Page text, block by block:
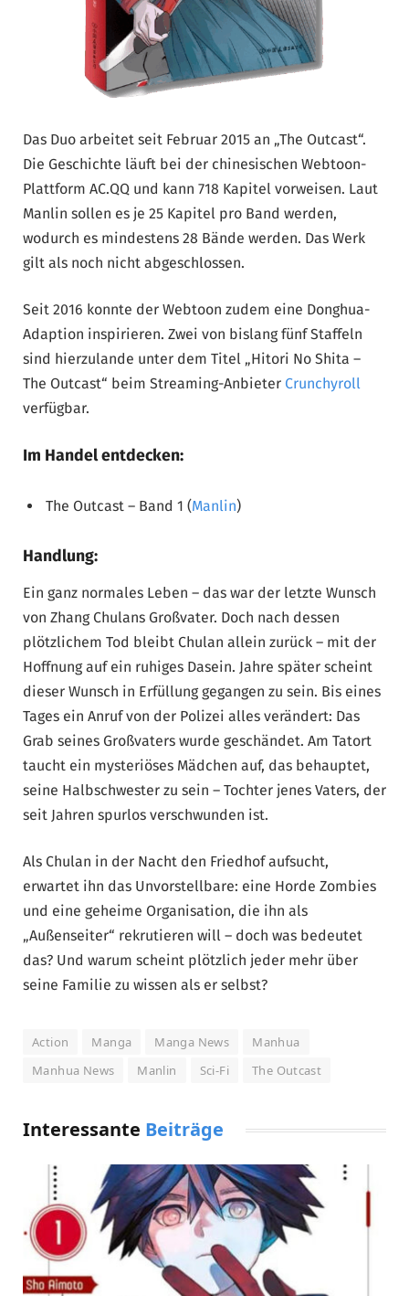
Das Duo arbeitet seit Februar 2015 an „The Outcast“.
Die Geschichte läuft bei der chinesischen Webtoon-
Plattform AC.QQ und kann 718 Kapitel vorweisen. Laut
Manlin sollen es je 25 Kapitel pro Band werden,
wodurch es mindestens 28 Bände werden. Das Werk
gilt als noch nicht abgeschlossen.
Seit 2016 konnte der Webtoon zudem eine Donghua-
Adaption inspirieren. Zwei von bislang fünf Staffeln
sind hierzulande unter dem Titel „Hitori No Shita –
The Outcast“ beim Streaming-Anbieter Crunchyroll
verfügbar.
Im Handel entdecken:
The Outcast – Band 1 (Manlin)
Handlung:
Ein ganz normales Leben – das war der letzte Wunsch
von Zhang Chulans Großvater. Doch nach dessen
plötzlichem Tod bleibt Chulan allein zurück – mit der
Hoffnung auf ein ruhiges Dasein. Jahre später scheint
dieser Wunsch in Erfüllung gegangen zu sein. Bis eines
Tages ein Anruf von der Polizei alles verändert: Das
Grab seines Großvaters wurde geschändet. Am Tatort
taucht ein mysteriöses Mädchen auf, das behauptet,
seine Halbschwester zu sein – Tochter jenes Vaters, der
seit Jahren spurlos verschwunden ist.
Als Chulan in der Nacht den Friedhof aufsucht,
erwartet ihn das Unvorstellbare: eine Horde Zombies
und eine geheime Organisation, die ihn als
„Außenseiter“ rekrutieren will – doch was bedeutet
das? Und warum scheint plötzlich jeder mehr über
seine Familie zu wissen als er selbst?
Action Manga Manga News
Manhua
Manhua News
Manlin Sci-Fi The Outcast
Interessante Beiträge